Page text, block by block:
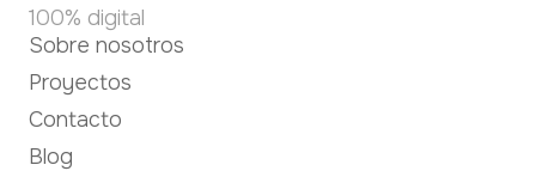
100% digital
Sobre nosotros
Proyectos
Contacto
Blog